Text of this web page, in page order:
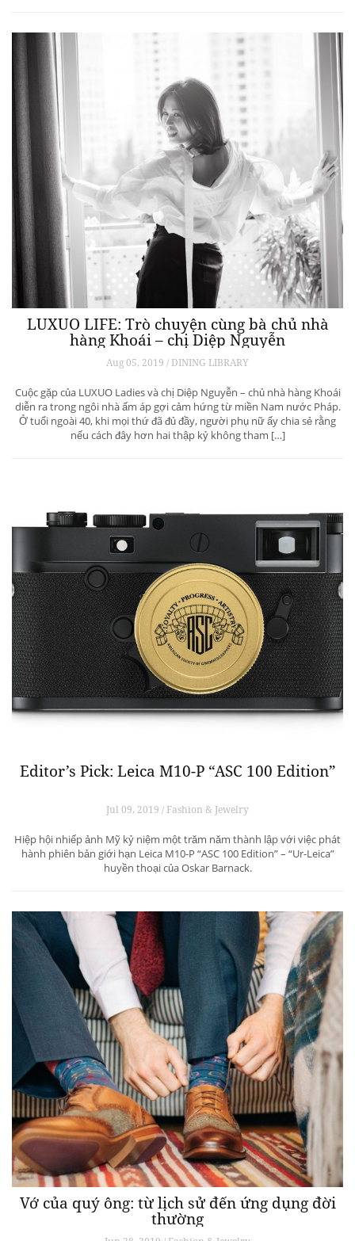
LUXUO LIFE: Trò chuyện cùng bà chủ nhà
hàng Khoái – chị Diệp Nguyễn
Aug 05, 2019 / DINING LIBRARY
Cuộc gặp của LUXUO Ladies và chị Diệp Nguyễn – chủ nhà hàng Khoái
diễn ra trong ngôi nhà ấm áp gợi cảm hứng từ miền Nam nước Pháp.
Ở tuổi ngoài 40, khi mọi thứ đã đủ đầy, người phụ nữ ấy chia sẻ rằng
nếu cách đây hơn hai thập kỷ không tham […]
Editor’s Pick: Leica M10-P “ASC 100 Edition”
Jul 09, 2019 / Fashion & Jewelry
Hiệp hội nhiếp ảnh Mỹ kỷ niệm một trăm năm thành lập với việc phát
hành phiên bản giới hạn Leica M10-P “ASC 100 Edition” – “Ur-Leica”
huyền thoại của Oskar Barnack.
Vớ của quý ông: từ lịch sử đến ứng dụng đời
thường